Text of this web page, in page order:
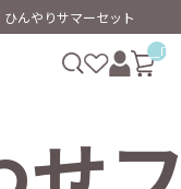
ひんやりサマーセット